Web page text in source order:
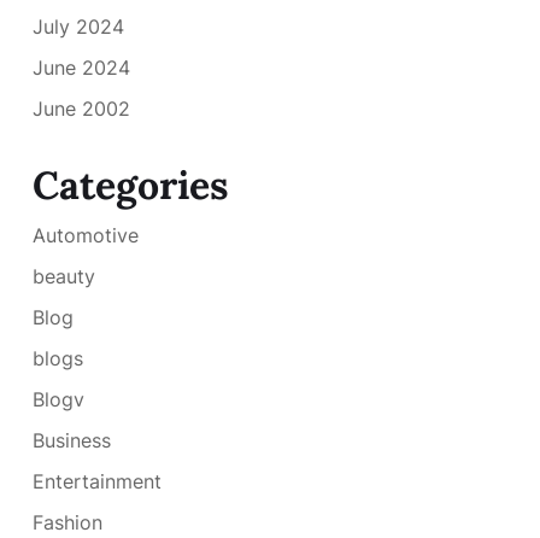
July 2024
June 2024
June 2002
Categories
Automotive
beauty
Blog
blogs
Blogv
Business
Entertainment
Fashion